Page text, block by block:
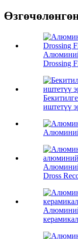
Drossing
иштетүү
Dross